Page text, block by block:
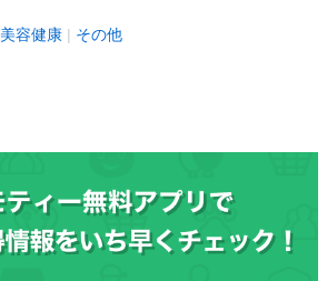
美容健康 その他